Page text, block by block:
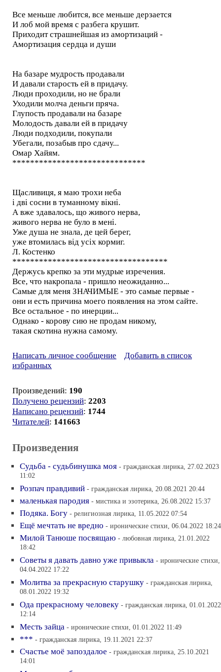
Все меньше любится, все меньше дерзается
И лоб мой время с разбега крушит.
Приходит страшнейшая из амортизаций -
Амортизация сердца и души
На базаре мудрость продавали
И давали старость ей в придачу.
Люди проходили, но не брали
Уходили молча деньги пряча.
Глупость продавали на базаре
Молодость давали ей в придачу
Люди подходили, покупали
Убегали, позабыв про сдачу...
Омар Хайям.
******************************
Щасливиця, я маю трохи неба
і дві сосни в туманному вікні.
А вже здавалось, що живого нерва,
живого нерва не було в мені.
Уже душа не знала, де цей берег,
уже втомилась від усіх кормиг.
Л. Костенко
***********************************
Держусь крепко за эти мудрые изречения.
Все, что накропала - пришло неожиданно...
Самые для меня ЗНАЧИМЫЕ - это самые первые -
они и есть причина моего появления на этом сайте.
Все остальное - по инерции...
Однако - корову сию не продам никому,
такая скотина нужна самому.
Написать личное сообщение
Добавить в список
избранных
Произведений: 190
Получено рецензий: 2203
Написано рецензий: 1744
Читателей: 141663
Произведения
Судьба - судьбинушка моя - гражданская лирика, 27.02.2023
11:02
Розпач правдивий - гражданская лирика, 20.08.2021 20:44
маленькая пародия - мистика и эзотерика, 26.08.2022 15:37
Подяка. Богу - религиозная лирика, 11.05.2022 07:54
Ещё мечтать не вредно - иронические стихи, 06.04.2022 18:24
Милой Танюше посвящаю - любовная лирика, 21.01.2022
18:42
Советы я давать давно уже привыкла - иронические стихи,
04.04.2022 17:22
Молитва за прекрасную старушку - гражданская лирика,
08.01.2022 19:32
Ода прекрасному человеку - гражданская лирика, 01.01.2022
12:14
Месть зайца - иронические стихи, 01.01.2022 11:49
*** - гражданская лирика, 19.11.2021 22:37
Счастье моё запоздалое - гражданская лирика, 25.10.2021
14:01